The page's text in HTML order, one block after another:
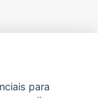
para